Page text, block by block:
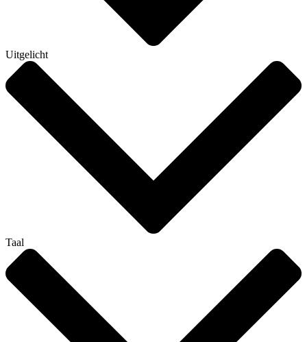
Uitgelicht
Taal